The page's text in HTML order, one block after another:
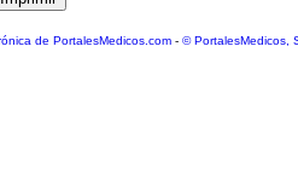
de PortalesMedicos.com- © PortalesMedicos,